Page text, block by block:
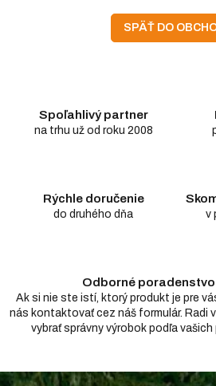
SPÄŤ DO
Spoľahlivý partner
na trhu už od roku 2008
Rýchle doručenie
do druhého dňa v
Odborné
Ak si nie ste istí, ktorý produkt je pre
nás kontaktovať cez náš formulár. Radi
vybrať správny výrobok podľa